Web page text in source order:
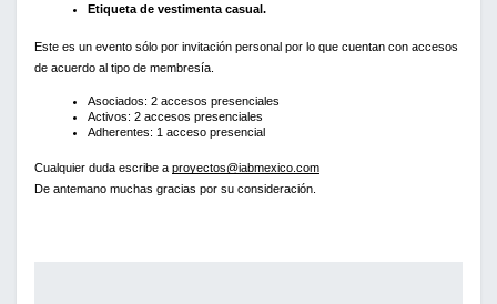
Etiqueta de vestimenta casual.
Este es un evento sólo por invitación personal por lo que cuentan con accesos
de acuerdo al tipo de membresía.
Asociados: 2 accesos presenciales
Activos: 2 accesos presenciales
Adherentes: 1 acceso presencial
Cualquier duda escribe a proyectos@iabmexico.com
De antemano muchas gracias por su consideración.